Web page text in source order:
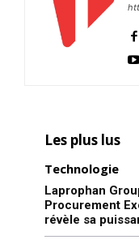
Les plus lus
Technologie
Laprophan
Procurement
révèle sa